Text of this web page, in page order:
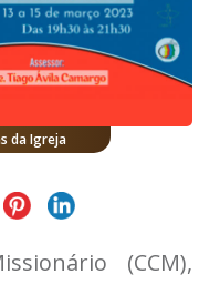
da Igreja
(CCM),